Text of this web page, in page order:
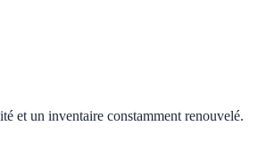
et un inventaire constamment renouvelé.